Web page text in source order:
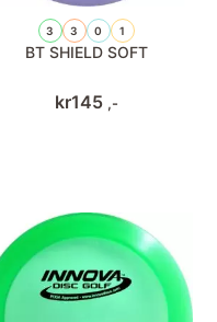
3 3 0 1
BT SHIELD SOFT
kr145 ,-